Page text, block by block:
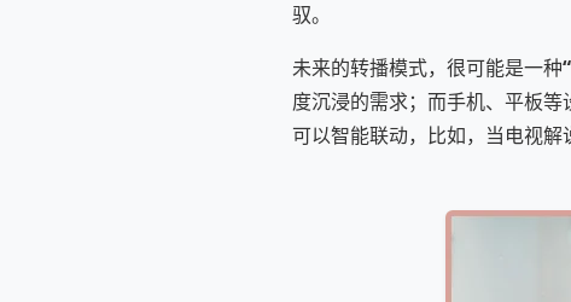
驭。
未来的转播模式，很可能是一种
度沉浸的需求；而手机、平板
可以智能联动，比如，当电视解